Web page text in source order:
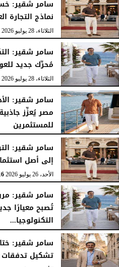
نماذج التجارة
الثلاثاء، 28 يوليو 2026
سامر شقير:
مُحرِّك جديد
الثلاثاء، 28 يوليو 2026
سامر شقير:
مصر يُعزِّز
للمستثمرين
الأحد، 26 يوليو 2026 07:27 مـ
سامر شقير:
إلى أصل
الأحد، 26 يوليو 2026
سامر شقير:
تُصبح معيارًا
التكنولوجيا...
الأحد، 26 يوليو 2026 07:03 مـ
تشكيل تدفقات